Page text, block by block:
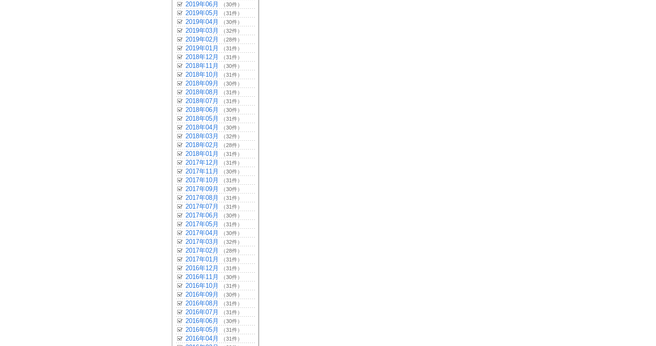
2019年06月 （30件）
2019年05月 （31件）
2019年04月 （30件）
2019年03月 （32件）
2019年02月 （28件）
2019年01月 （31件）
2018年12月 （31件）
2018年11月 （30件）
2018年10月 （31件）
2018年09月 （30件）
2018年08月 （31件）
2018年07月 （31件）
2018年06月 （30件）
2018年05月 （31件）
2018年04月 （30件）
2018年03月 （32件）
2018年02月 （28件）
2018年01月 （31件）
2017年12月 （31件）
2017年11月 （30件）
2017年10月 （31件）
2017年09月 （30件）
2017年08月 （31件）
2017年07月 （31件）
2017年06月 （30件）
2017年05月 （31件）
2017年04月 （30件）
2017年03月 （32件）
2017年02月 （28件）
2017年01月 （31件）
2016年12月 （31件）
2016年11月 （30件）
2016年10月 （31件）
2016年09月 （30件）
2016年08月 （31件）
2016年07月 （31件）
2016年06月 （30件）
2016年05月 （31件）
2016年04月 （31件）